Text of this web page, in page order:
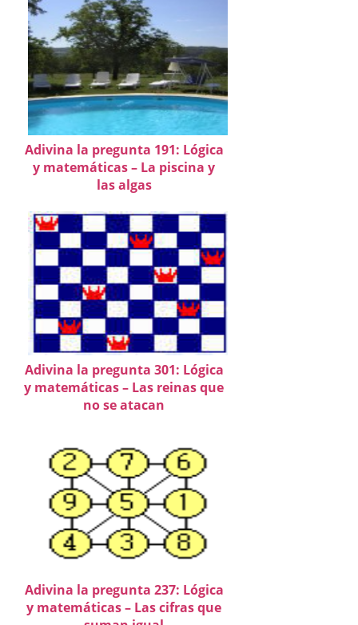
Adivina la pregunta 191: Lógica
y matemáticas – La piscina y
las algas
Adivina la pregunta 301: Lógica
y matemáticas – Las reinas que
no se atacan
Adivina la pregunta 237: Lógica
y matemáticas – Las cifras que